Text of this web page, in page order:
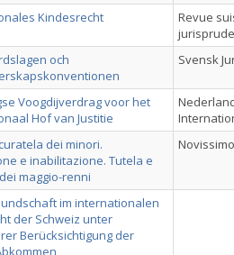
Kindesrecht
Revue
och
Svensk
Voogdijverdrag voor het
Hof van Justitie
dei minori.
e inabilitazione. Tutela e
maggio-renni
im internationalen
der Schweiz unter
Berücksichtigung der